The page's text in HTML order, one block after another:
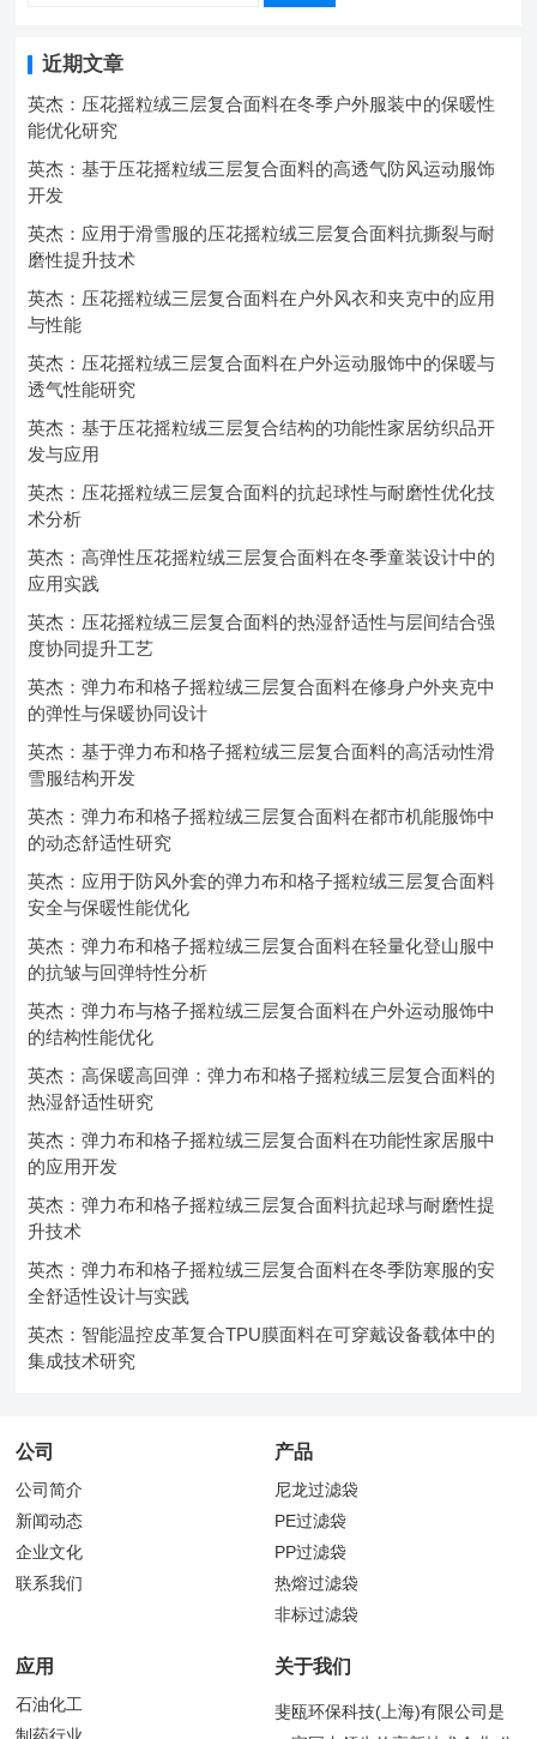
近期文章
英杰：压花摇粒绒三层复合面料在冬季户外服装中的保暖性
能优化研究
英杰：基于压花摇粒绒三层复合面料的高透气防风运动服饰
开发
英杰：应用于滑雪服的压花摇粒绒三层复合面料抗撕裂与耐
磨性提升技术
英杰：压花摇粒绒三层复合面料在户外风衣和夹克中的应用
与性能
英杰：压花摇粒绒三层复合面料在户外运动服饰中的保暖与
透气性能研究
英杰：基于压花摇粒绒三层复合结构的功能性家居纺织品开
发与应用
英杰：压花摇粒绒三层复合面料的抗起球性与耐磨性优化技
术分析
英杰：高弹性压花摇粒绒三层复合面料在冬季童装设计中的
应用实践
英杰：压花摇粒绒三层复合面料的热湿舒适性与层间结合强
度协同提升工艺
英杰：弹力布和格子摇粒绒三层复合面料在修身户外夹克中
的弹性与保暖协同设计
英杰：基于弹力布和格子摇粒绒三层复合面料的高活动性滑
雪服结构开发
英杰：弹力布和格子摇粒绒三层复合面料在都市机能服饰中
的动态舒适性研究
英杰：应用于防风外套的弹力布和格子摇粒绒三层复合面料
安全与保暖性能优化
英杰：弹力布和格子摇粒绒三层复合面料在轻量化登山服中
的抗皱与回弹特性分析
英杰：弹力布与格子摇粒绒三层复合面料在户外运动服饰中
的结构性能优化
英杰：高保暖高回弹：弹力布和格子摇粒绒三层复合面料的
热湿舒适性研究
英杰：弹力布和格子摇粒绒三层复合面料在功能性家居服中
的应用开发
英杰：弹力布和格子摇粒绒三层复合面料抗起球与耐磨性提
升技术
英杰：弹力布和格子摇粒绒三层复合面料在冬季防寒服的安
全舒适性设计与实践
英杰：智能温控皮革复合TPU膜面料在可穿戴设备载体中的
集成技术研究
公司
公司简介
新闻动态
企业文化
联系我们
产品
尼龙过滤袋
PE过滤袋
PP过滤袋
热熔过滤袋
非标过滤袋
应用
石油化工
关于我们
斐瓯环保科技(上海)有限公司是